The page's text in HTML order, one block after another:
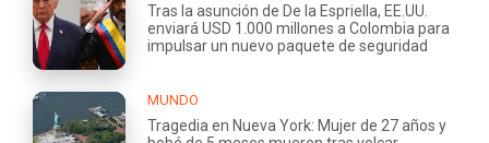
Tras la asunción de De la Espriella, EE.UU.
enviará USD 1.000 millones a Colombia para
impulsar un nuevo paquete de seguridad
MUNDO
Tragedia en Nueva York: Mujer de 27 años y